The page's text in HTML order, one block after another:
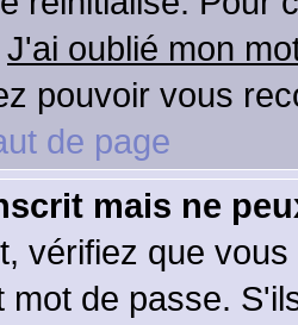
J'ai oublié mon
pouvoir vous
de page
mais ne
vérifiez que
mot de passe.